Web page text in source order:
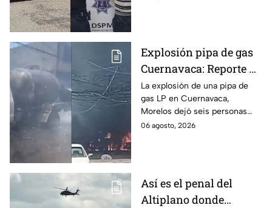
Explosión pipa de gas
Cuernavaca: Reporte de
víctimas tras estallido
en Morelos
La explosión de una pipa de
gas LP en Cuernavaca,
Morelos dejó seis personas
hospitalizadas. IMSS informó
06 agosto, 2026
Así es el penal del
Altiplano donde